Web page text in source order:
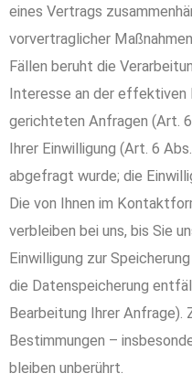
eines Vertrags
vorvertraglicher
Fällen beruht die
Interesse an der effektiven
gerichteten Anfragen (Art.
Ihrer Einwilligung (Art. 6
abgefragt wurde; die
Die von Ihnen im
verbleiben bei uns, bis Sie
Einwilligung zur
die Datenspeicherung
Bearbeitung Ihrer
Bestimmungen –
bleiben unberührt.